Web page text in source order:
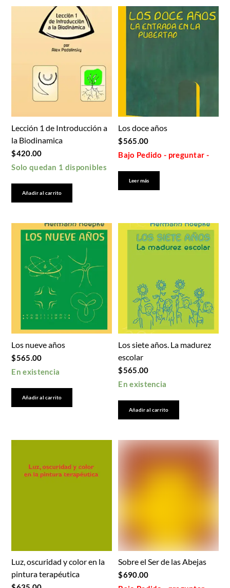
Lección 1 de Introducción a
la Biodinamica
$420.00
Solo quedan 1 disponibles
Añadir al carrito
Los doce años
$565.00
Bajo Pedido - preguntar -
Leer más
Los nueve años
$565.00
En existencia
Añadir al carrito
Los siete años. La madurez
escolar
$565.00
En existencia
Añadir al carrito
Luz, oscuridad y color en la
pintura terapéutica
Sobre el Ser de las Abejas
$690.00